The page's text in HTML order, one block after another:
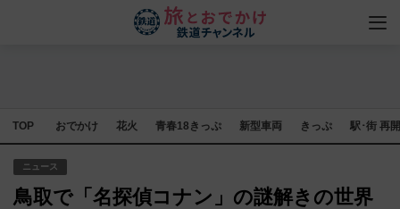
TOP おでかけ 花火 青春18きっぷ 新型車両 きっぷ 駅･街 再
ニュース
鳥取で「名探偵コナン」の謎解きの世界